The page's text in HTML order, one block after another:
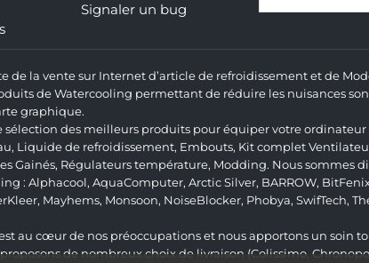
Signaler un bug
de la vente sur Internet d’article de refroidissement et de
de Watercooling permettant de réduire les nuisances
graphique.
sélection des meilleurs produits pour équiper votre ordinateur
, Liquide de refroidissement, Embouts, Kit complet
Gainés, Régulateurs température, Modding. Nous sommes
: Alphacool, AquaComputer, Arctic Silver, BARROW,
, Mayhems, Monsoon, NoiseBlocker, Phobya, SwifTech,
au cœur de nos préoccupations et nous apportons un soin
de nombreux choix de livraison (Colissimo,